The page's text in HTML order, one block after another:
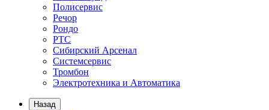
Полисервис
Речор
Рондо
РТС
Сибирский Арсенал
Системсервис
Тромбон
Электротехника и Автоматика
Назад